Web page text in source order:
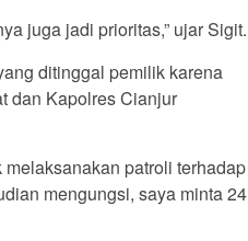
juga jadi prioritas,” ujar Sigit.
ditinggal pemilik karena
dan Kapolres Cianjur
patroli terhadap
mengungsi, saya minta 24